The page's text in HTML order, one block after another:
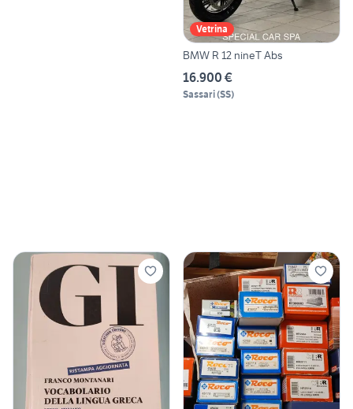
Vetrina
BMW R 12 nineT Abs
16.900 €
Sassari(SS)